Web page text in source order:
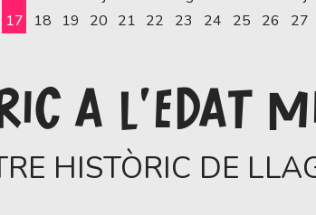
17
18
19
20 21 22
23
24
25
26
27
A L’EDAT
HISTÒRIC DE